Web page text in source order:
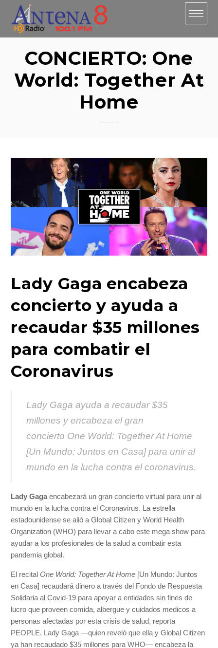
content
CONCIERTO: One
World: Together At
Home
Lady Gaga encabeza
concierto y ayuda a
recaudar $35 millones
para combatir el
Coronavirus
Lady Gaga ayuda a recaudar $35
millones y encabeza el gran
concierto One World: Together At Home
[Un Mundo: Juntos en Casa] para unir al
mundo en la lucha contra el coronavirus.
Lady Gagaencabezará un gran concierto virtual para unir al
mundo en la lucha contra el Coronavirus. La estrella
estadounidense se alió a Global Citizen y World Health
Organization (WHO) para llevar a cabo este mega show para
ayudar a los profesionales de la salud a combatir esta
pandemia global.
El recitalOne World: Together At Home [Un Mundo: Juntos
en Casa] recaudará dinero a través del Fondo de Respuesta
Solidaria al Covid-19 para apoyar a entidades sin fines de
lucro que proveen comida, albergue y cuidados medicos a
personas afectadas por esta crisis de salud, reporta
PEOPLE. Lady Gaga —quien reveló que ella y Global Citizen
ya han recaudado $35 millones para WHO— encabeza la